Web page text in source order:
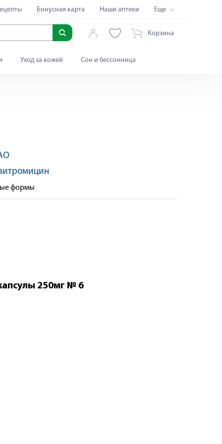
Бонусная карта Наши аптеки Еще
Корзина
Уход за кожей Сон и бессонница
формы
250мг № 6